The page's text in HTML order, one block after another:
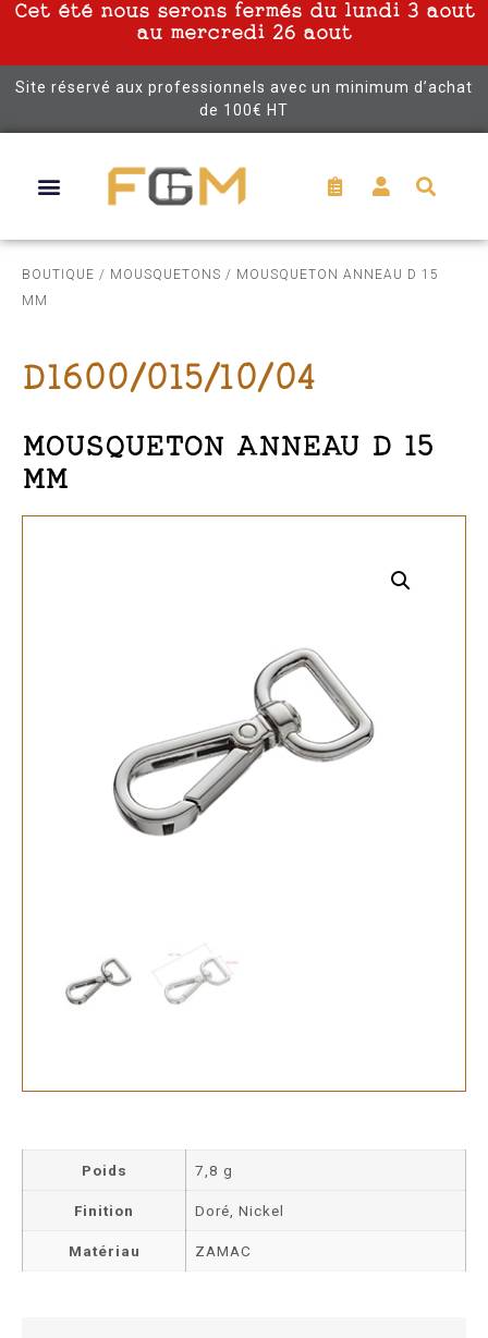
Cet été nous serons fermés du lundi 3 aout
au mercredi 26 aout
Site réservé aux professionnels avec un minimum d’achat
de 100€ HT
BOUTIQUE / MOUSQUETONS / MOUSQUETON ANNEAU D 15
MM
D1600/015/10/04
MOUSQUETON ANNEAU D 15
MM
Poids 7,8 g
Finition Doré, Nickel
Matériau ZAMAC